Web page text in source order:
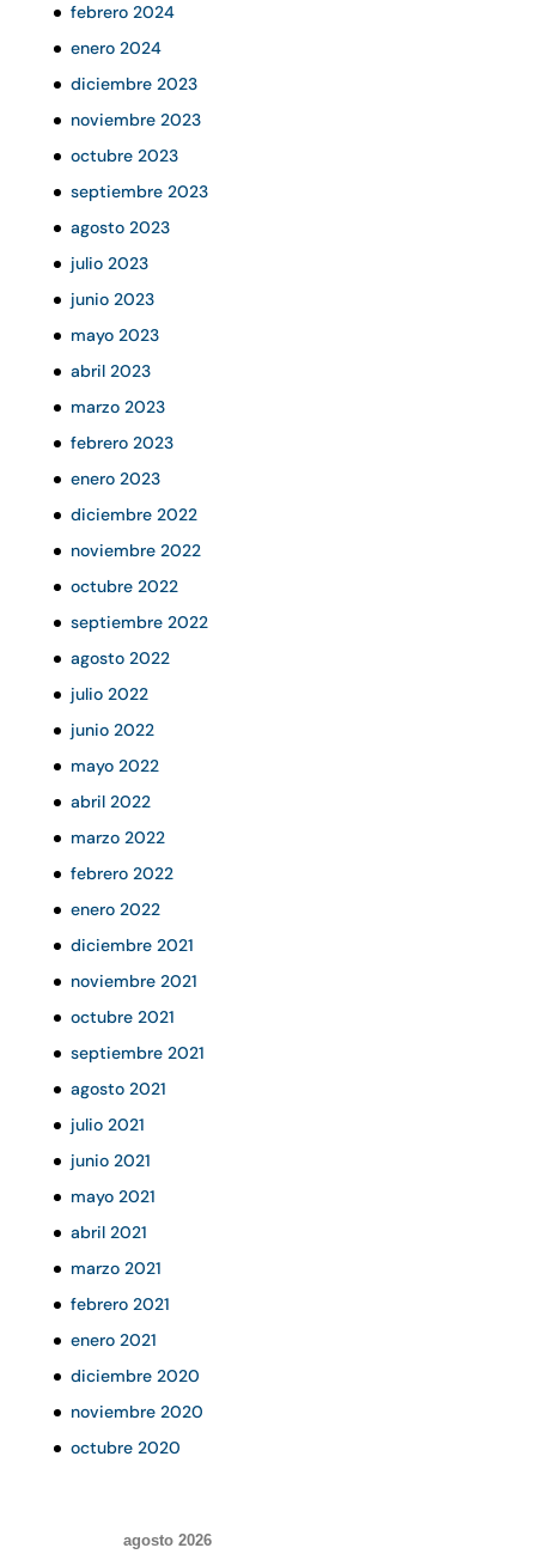
febrero 2024
enero 2024
diciembre 2023
noviembre 2023
octubre 2023
septiembre 2023
agosto 2023
julio 2023
junio 2023
mayo 2023
abril 2023
marzo 2023
febrero 2023
enero 2023
diciembre 2022
noviembre 2022
octubre 2022
septiembre 2022
agosto 2022
julio 2022
junio 2022
mayo 2022
abril 2022
marzo 2022
febrero 2022
enero 2022
diciembre 2021
noviembre 2021
octubre 2021
septiembre 2021
agosto 2021
julio 2021
junio 2021
mayo 2021
abril 2021
marzo 2021
febrero 2021
enero 2021
diciembre 2020
noviembre 2020
octubre 2020
agosto 2026